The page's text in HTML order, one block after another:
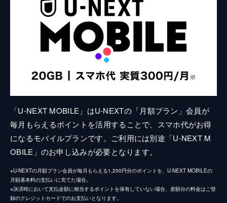
「U-NEXT MOBILE」はU-NEXTの「月額プラン」会員が
毎月もらえるポイントを活用することで、スマホ代がお得
になるモバイルプランです。ご利用には別途「U-NEXT M
OBILE」のお申し込みが必要となります。
※U-NEXTの月額プラン会員が毎月もらえる1,200円分のポイントを、U-NEXT MOBILEの
月額基本料の支払いに充てた場合。
※決済時において支払金額に相当するポイントを保有していない場合、差額分の料金はご登
録のクレジットカードでのお支払いとなります。